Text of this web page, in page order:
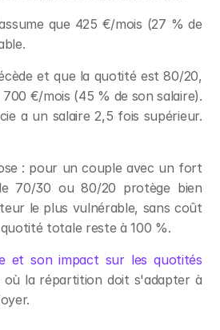
que 425 €/mois (27 % de
et que la quotité est 80/20,
€/mois (45 % de son salaire).
a un salaire 2,5 fois supérieur.
: pour un couple avec un fort
70/30 ou 80/20 protège bien
le plus vulnérable, sans coût
totale reste à 100 %.
et son impact sur les quotités
où la répartition doit s'adapter à